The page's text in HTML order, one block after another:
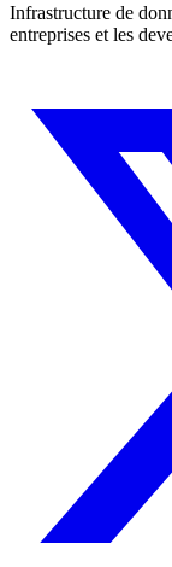
Infrastructure de
entreprises et les